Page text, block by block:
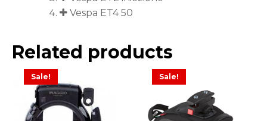
Vespa ET4 50
Related products
Sale! Sale!